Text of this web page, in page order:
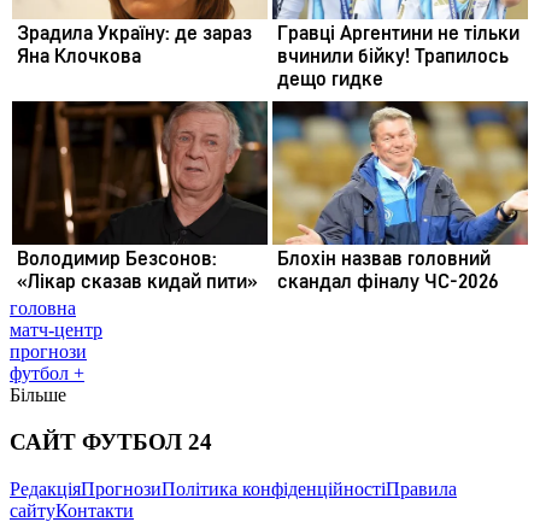
головна
матч-центр
прогнози
футбол +
Більше
САЙТ ФУТБОЛ 24
РедакціяПрогнозиПолітика конфіденційностіПравила
сайтуКонтакти